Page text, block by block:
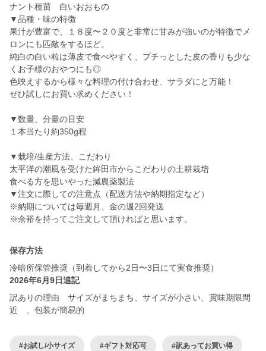
ナント種苗 白いおおもの
▼品種・味の特徴
果汁が豊富で、１８度〜２０度と非常に甘みが強いのが特徴でメ
ロンにも匹敵をするほど。
純白の白い粒は薄皮で食べやすく、プチっとした皮の香りも少な
くお子様のおやつにも◎
色映えするから様々な料理の付け合わせ、サラダにと万能！
ぜひ試しにお買い求めください！
▼数量、分量の目安
１本当たり約350g程
▼栽培/生産方法、こだわり
太平洋の潮風を受けた鉾田市からこだわりの土耕栽培
食べる方を思いやった減農薬製法
▼注文に際しての注意点（配送方法や納期指定など）
※納期については毎週月、金の週2回発送
※余裕を持ってご注文して頂ければと思います。
保存方法
冷暗所保管推奨（到着してから2日〜3日にて実食推奨）
2026年6月9日追記
訳ありの理由 サイズがまちまち、サイズが小さい、賞味期限間
近 、包装が簡易的
#お試し/小サイズ #ギフト対応可 #訳あってお買い得